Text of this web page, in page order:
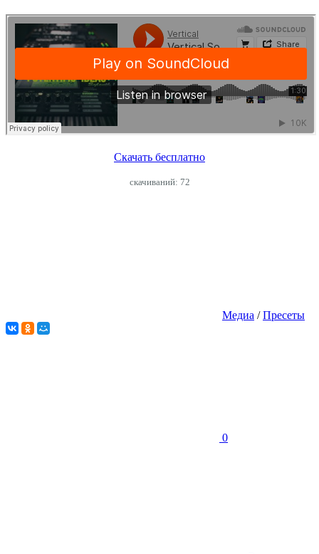
Скачать бесплатно
cкачиваний: 72
Медиа /Пресеты
0